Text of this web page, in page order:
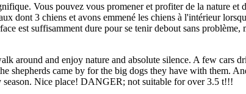
Vous pouvez vous promener et profiter de la nature et
dont 3 chiens et avons emmené les chiens à l'intérieur
est suffisamment dure pour se tenir debout sans problème,
around and enjoy nature and absolute silence. A few cars
shepherds came by for the big dogs they have with them.
season. Nice place! DANGER; not suitable for over 3.5 t!!!